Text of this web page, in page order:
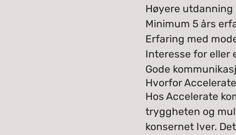
Høyere
Minimum 5 års
Erfaring med
Interesse for eller
Gode
Hvorfor
Hos Accelerate
tryggheten og
konsernet Iver.